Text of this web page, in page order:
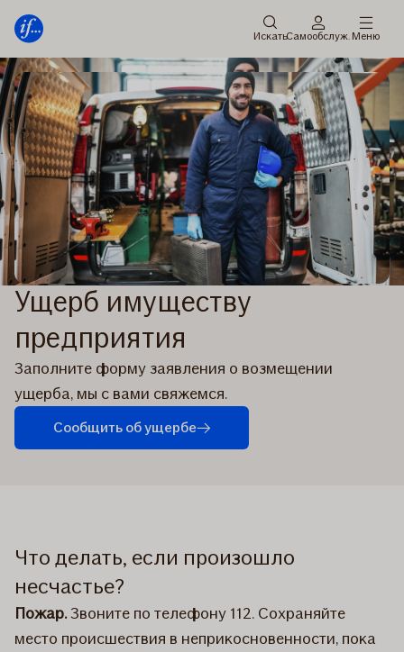
меню
ИскатьCамообслуж. Меню
Ущерб имуществу
предприятия
Заполните форму заявления о возмещении
ущерба, мы с вами свяжемся.
Сообщить об ущербе
Что делать, если произошло
несчастье?
Пожар.Звоните по телефону 112. Сохраняйте
место происшествия в неприкосновенности, пока